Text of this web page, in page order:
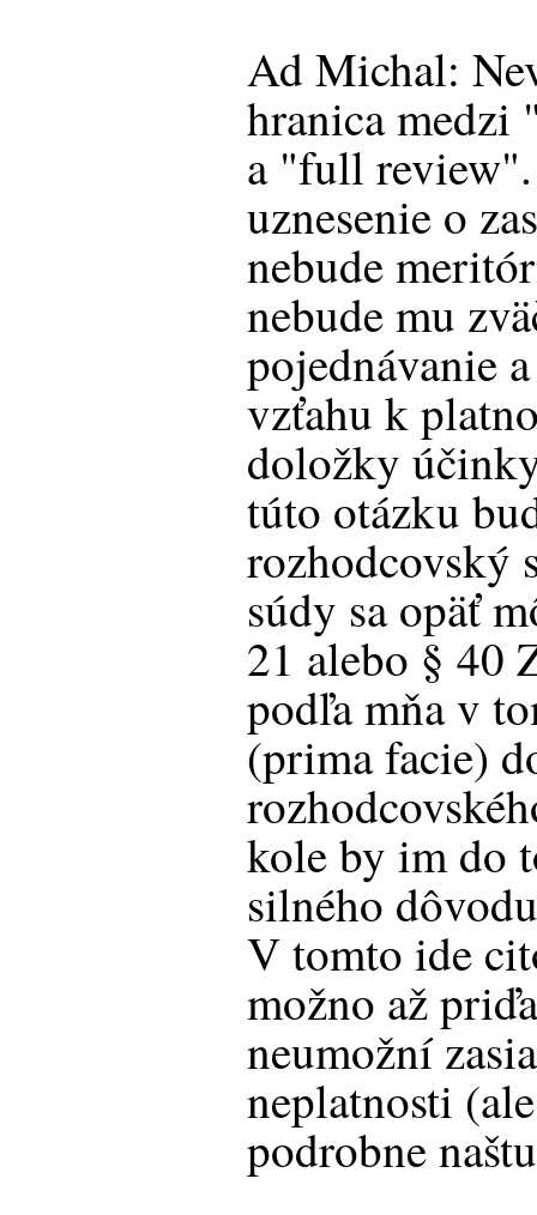
Ad Michal:
hranica medzi
a "full
uznesenie o
nebude
nebude mu
pojednávanie
vzťahu k
doložky
túto otázku
rozhodcovský
súdy sa opäť
21 alebo § 40
podľa mňa v
(prima facie)
kole by im do
silného
V tomto ide
možno až
neumožní
neplatnosti
podrobne